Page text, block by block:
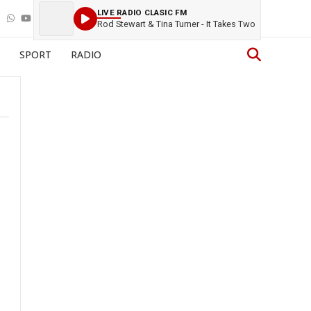
LIVE RADIO CLASIC FM
Rod Stewart & Tina Turner - It Takes Two
SPORT RADIO